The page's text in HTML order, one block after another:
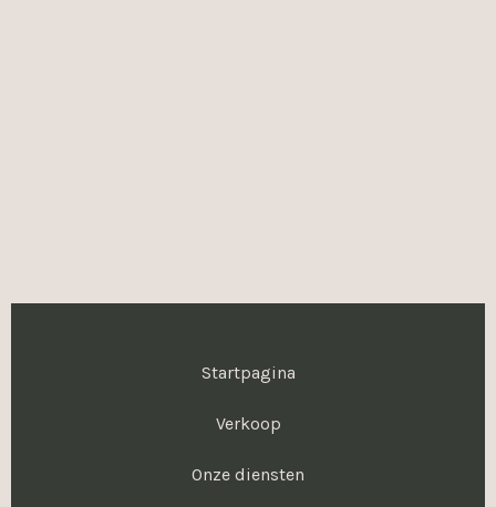
Startpagina
Verkoop
Onze diensten